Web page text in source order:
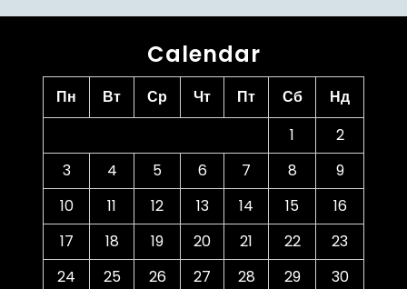
Calendar
Пн Вт Ср Чт Пт Сб
Нд
1
2
3
4 5 6 7 8
9
10
11 12 13 14 15
16
17
18 19 20 21 22
23
24
25 26 27 28 29
30